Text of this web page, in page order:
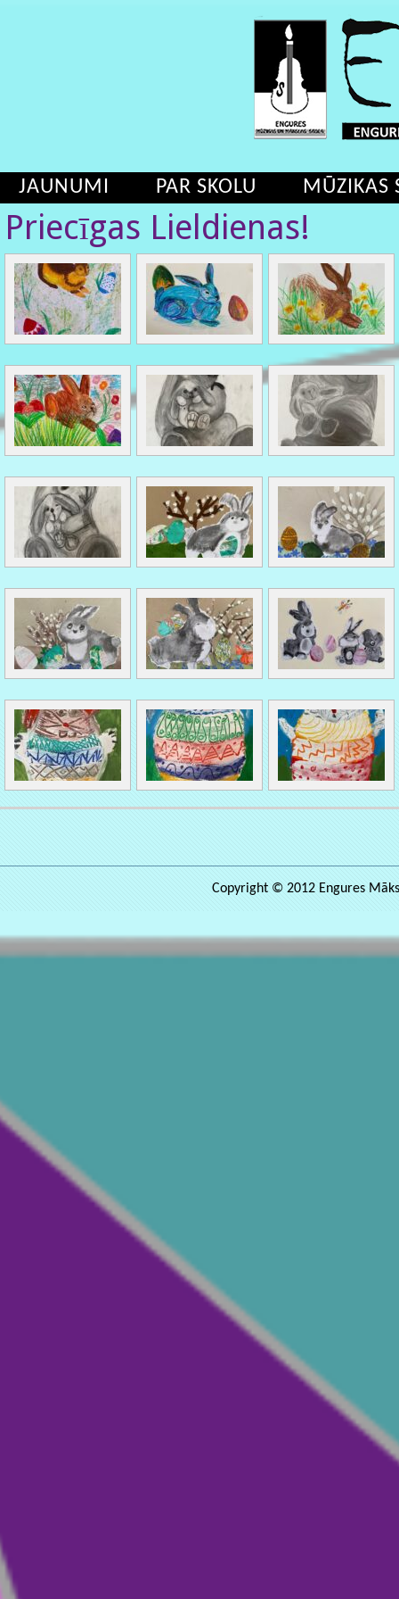
JAUNUMI PAR SKOLU MŪZIKAS
Priecīgas Lieldienas!
Copyright © 2012 Engures